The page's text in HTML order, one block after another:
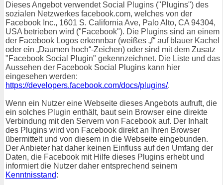
Dieses Angebot verwendet Social Plugins ("Plugins") des
sozialen Netzwerkes facebook.com, welches von der
Facebook Inc., 1601 S. California Ave, Palo Alto, CA 94304,
USA betrieben wird ("Facebook"). Die Plugins sind an einem
der Facebook Logos erkennbar (weißes „f“ auf blauer Kachel
oder ein „Daumen hoch“-Zeichen) oder sind mit dem Zusatz
"Facebook Social Plugin" gekennzeichnet. Die Liste und das
Aussehen der Facebook Social Plugins kann hier
eingesehen werden:
https://developers.facebook.com/docs/plugins/.
Wenn ein Nutzer eine Webseite dieses Angebots aufruft, die
ein solches Plugin enthält, baut sein Browser eine direkte
Verbindung mit den Servern von Facebook auf. Der Inhalt
des Plugins wird von Facebook direkt an Ihren Browser
übermittelt und von diesem in die Webseite eingebunden.
Der Anbieter hat daher keinen Einfluss auf den Umfang der
Daten, die Facebook mit Hilfe dieses Plugins erhebt und
informiert die Nutzer daher entsprechend seinem
Kenntnisstand: